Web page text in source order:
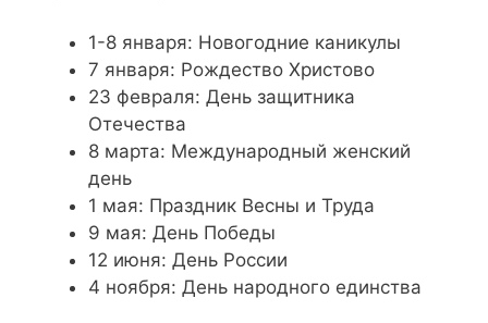
1-8 января: Новогодние каникулы
7 января: Рождество Христово
23 февраля: День защитника
Отечества
8 марта: Международный женский
день
1 мая: Праздник Весны и Труда
9 мая: День Победы
12 июня: День России
4 ноября: День народного единства